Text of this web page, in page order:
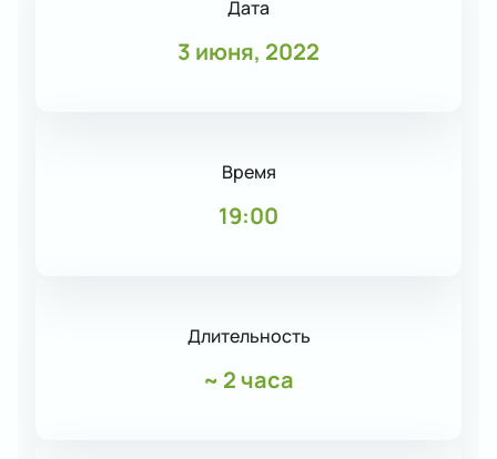
Дата
3 июня, 2022
Время
19:00
Длительность
~ 2 часа